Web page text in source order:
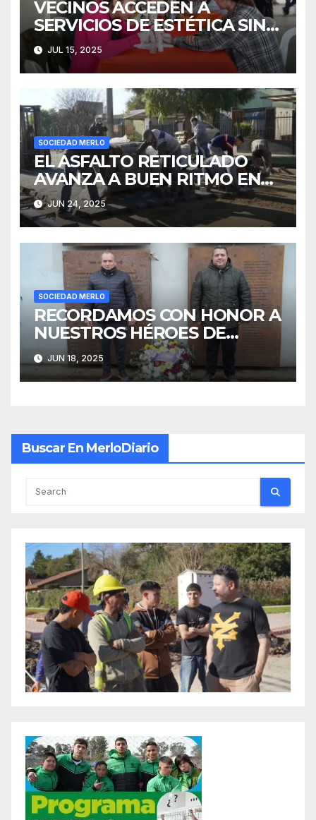
VECINOS ACCEDEN A
SERVICIOS DE ESTÉTICA SIN
COSTO
JUL 15, 2025
SOCIEDAD MERLO
EL ASFALTO RETICULADO
AVANZA A BUEN RITMO EN
PARQUE SAN MARTÍN
JUN 24, 2025
SOCIEDAD MERLO
RECORDAMOS CON HONOR A
NUESTROS HÉROES DE
MALVINAS
JUN 18, 2025
Buscar En MerloDiario